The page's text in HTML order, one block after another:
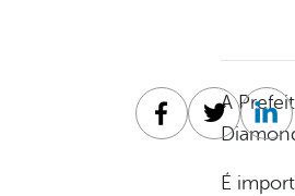
A
É